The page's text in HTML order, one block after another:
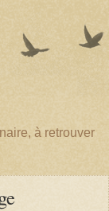
à retrouver